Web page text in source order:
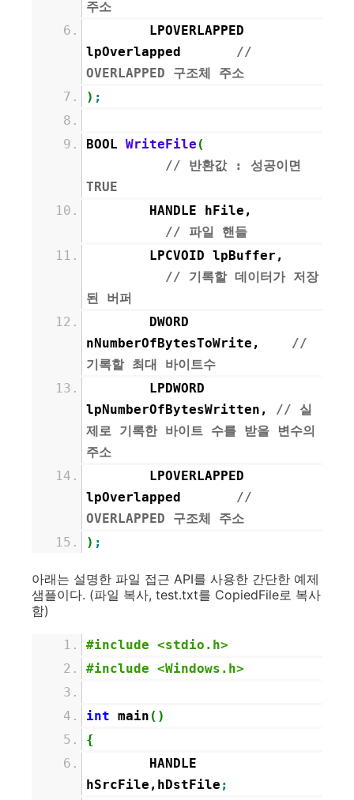
주소
LPOVERLAPPED
lpOverlapped //
OVERLAPPED 구조체 주소
) ;
BOOL WriteFile (
// 반환값 : 성공이면
TRUE
HANDLE hFile,
// 파일 핸들
LPCVOID lpBuffer,
// 기록할 데이터가 저장
된 버퍼
DWORD
nNumberOfBytesToWrite, //
기록할 최대 바이트수
LPDWORD
lpNumberOfBytesWritten, // 실
제로 기록한 바이트 수를 받을 변수의
주소
LPOVERLAPPED
lpOverlapped //
OVERLAPPED 구조체 주소
) ;
아래는 설명한 파일 접근 API를 사용한 간단한 예제
샘플이다. (파일 복사, test.txt를 CopiedFile로 복사
함)
#include <stdio.h>
#include <Windows.h>
int main ( )
{
HANDLE
hSrcFile,hDstFile ;